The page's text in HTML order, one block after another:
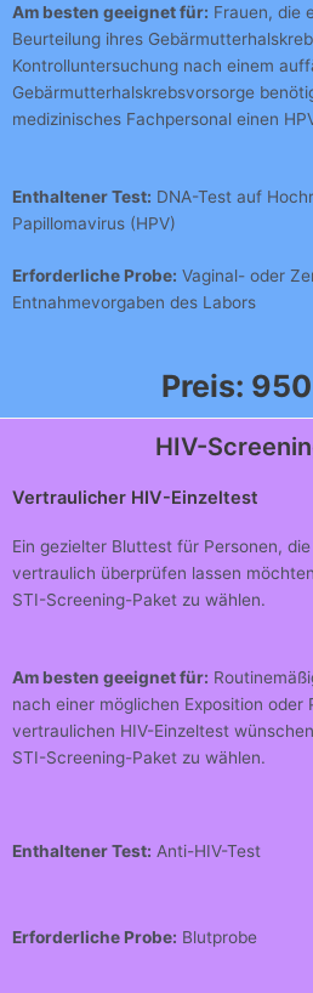
Am besten geeignet für: Frauen, die
Beurteilung ihres
Kontrolluntersuchung nach einem
Gebärmutterhalskrebsvorsorge
medizinisches Fachpersonal einen
Enthaltener Test: DNA-Test auf
Papillomavirus (HPV)
Erforderliche Probe: Vaginal- oder
Entnahmevorgaben des Labors
Preis:
HIV-
Vertraulicher HIV-Einzeltest
Ein gezielter Bluttest für Personen,
vertraulich überprüfen lassen
STI-Screening-Paket zu wählen.
Am besten geeignet für:
nach einer möglichen Exposition oder
vertraulichen HIV-Einzeltest
STI-Screening-Paket zu wählen.
Enthaltener Test: Anti-HIV-Test
Erforderliche Probe: Blutprobe